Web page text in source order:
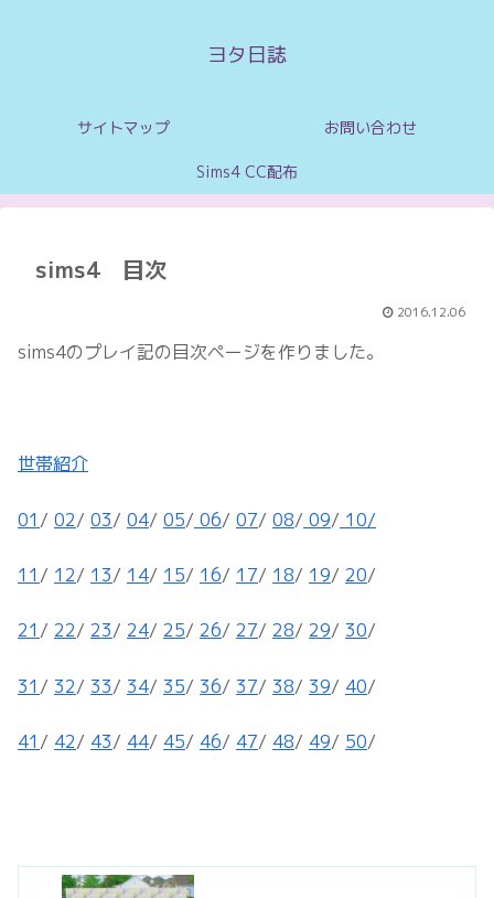
ヨタ日誌
サイトマップ お問い合わせ
Sims4 CC配布
sims4 目次
2016.12.06
sims4のプレイ記の目次ページを作りました。
世帯紹介
01 / 02/ 03/ 04/ 05/ 06/ 07/ 08/ 09/ 10/
11 / 12/ 13/ 14/ 15/ 16/ 17/ 18/ 19/ 20/
21 / 22/ 23/ 24/ 25/ 26/ 27/ 28/ 29/ 30/
31 / 32/ 33/ 34/ 35/ 36/ 37/ 38/ 39/ 40/
41 / 42/ 43/ 44/ 45/ 46/ 47/ 48/ 49/ 50/